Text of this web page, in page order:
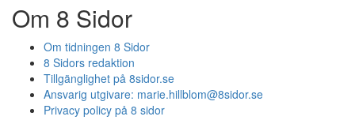
Om 8 Sidor
Om tidningen 8 Sidor
8 Sidors redaktion
Tillgänglighet på 8sidor.se
Ansvarig utgivare: marie.hillblom@8sidor.se
Privacy policy på 8 sidor